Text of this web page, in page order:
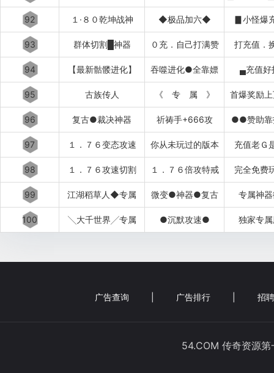
92 １·８０乾坤战神 ◆极品加六◆ ▊小怪爆
93 群体切割█神器 ０充．自己打满赞 打充值．
94 【最新骷髅进化】 吞噬进化●全靠嫖 ▄充值好
95 古族传人 《 专 属 》 首爆奖励
96 复古●裁决神器 祈祷手+666攻 ●●赞助
97 １．７６变态攻速 你从未玩过的版本 充值老Ｇ
98 １．７６攻速切割 １．７６倍攻特戒 完全免费
99 江湖稻草人◆专属 微变●神器●复古 专属神
100 ╲大千世界╱专属 ●沉默攻速● 独家专
广告查询 广告排行 招
54.COM 传奇资源